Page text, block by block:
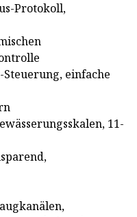
Protokoll,
Steuerung, einfache
11-